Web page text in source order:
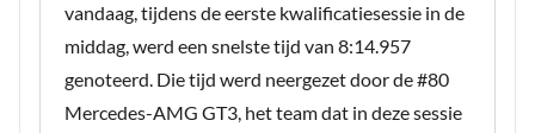
vandaag, tijdens de eerste kwalificatiesessie in de
middag, werd een snelste tijd van 8:14.957
genoteerd. Die tijd werd neergezet door de #80
Mercedes-AMG GT3, het team dat in deze sessie